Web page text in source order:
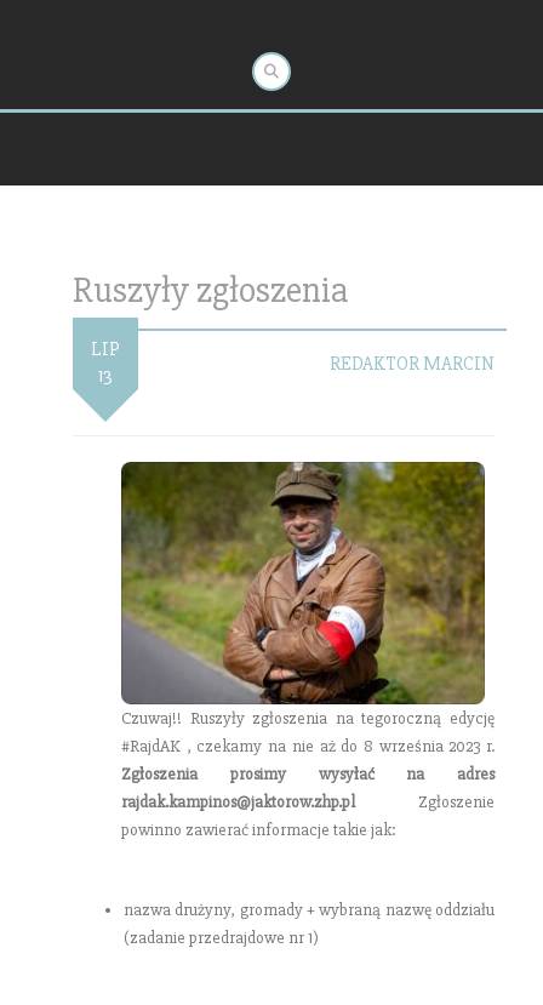
Ruszyły zgłoszenia
LIP
13
REDAKTOR MARCIN
Czuwaj!! Ruszyły zgłoszenia na tegoroczną edycję
#RajdAK , czekamy na nie aż do 8 września 2023 r.
Zgłoszenia prosimy wysyłać na adres
rajdak.kampinos@jaktorow.zhp.plZgłoszenie
powinno zawierać informacje takie jak:
nazwa drużyny, gromady + wybraną nazwę oddziału
(zadanie przedrajdowe nr 1)